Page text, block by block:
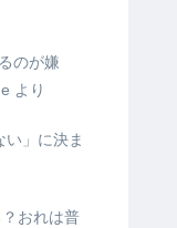
のが嫌
より
」に決ま
おれは普